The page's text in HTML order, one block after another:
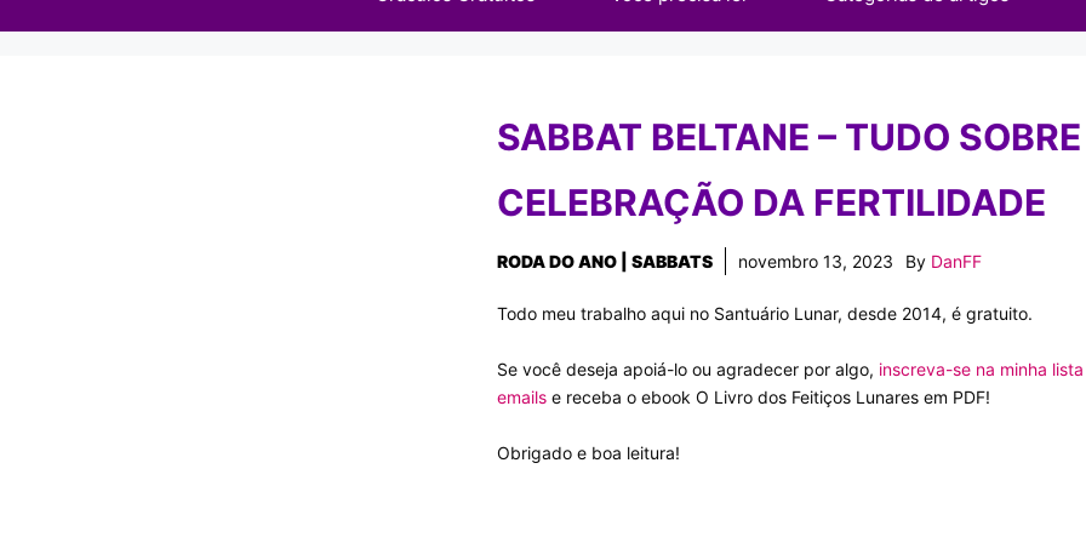
SABBAT BELTANE – TUDO
CELEBRAÇÃO DA FERTILIDADE
RODA DO ANO | SABBATS novembro 13, 2023 By DanFF
Todo meu trabalho aqui no Santuário Lunar, desde 2014, é gratuito.
Se você deseja apoiá-lo ou agradecer por algo, inscreva-se na minha
emailse receba o ebook O Livro dos Feitiços Lunares em PDF!
Obrigado e boa leitura!